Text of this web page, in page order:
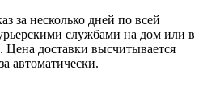
за несколько дней по всей
службами на дом или в
Цена доставки высчитывается
автоматически.